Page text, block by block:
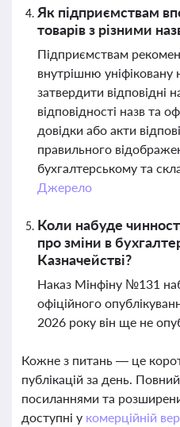
Як підприємствам
товарів з різними
Підприємствам
внутрішню уніфіковану
затвердити відповідні
відповідності назв та
довідки або акти
правильного
бухгалтерському та
Джерело
Коли набуде
про зміни в
Казначействі?
Наказ Мінфіну №131
офіційного
2026 року він ще не
Кожне з питань — це
публікацій за день.
посиланнями та
доступні у комерційній